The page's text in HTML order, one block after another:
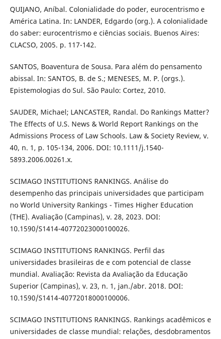
QUIJANO, Aníbal. Colonialidade do poder, eurocentrismo e
América Latina. In: LANDER, Edgardo (org.). A colonialidade
do saber: eurocentrismo e ciências sociais. Buenos Aires:
CLACSO, 2005. p. 117-142.
SANTOS, Boaventura de Sousa. Para além do pensamento
abissal. In: SANTOS, B. de S.; MENESES, M. P. (orgs.).
Epistemologias do Sul. São Paulo: Cortez, 2010.
SAUDER, Michael; LANCASTER, Randal. Do Rankings Matter?
The Effects of U.S. News & World Report Rankings on the
Admissions Process of Law Schools. Law & Society Review, v.
40, n. 1, p. 105-134, 2006. DOI: 10.1111/j.1540-
5893.2006.00261.x.
SCIMAGO INSTITUTIONS RANKINGS. Análise do
desempenho das principais universidades que participam
no World University Rankings - Times Higher Education
(THE). Avaliação (Campinas), v. 28, 2023. DOI:
10.1590/S1414-40772023000100026.
SCIMAGO INSTITUTIONS RANKINGS. Perfil das
universidades brasileiras de e com potencial de classe
mundial. Avaliação: Revista da Avaliação da Educação
Superior (Campinas), v. 23, n. 1, jan./abr. 2018. DOI:
10.1590/S1414-40772018000100006.
SCIMAGO INSTITUTIONS RANKINGS. Rankings acadêmicos e
universidades de classe mundial: relações, desdobramentos